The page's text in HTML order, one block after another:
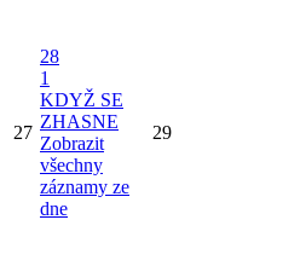
27
28
1
KDYŽ SE
ZHASNE
Zobrazit
všechny
záznamy ze
dne
29